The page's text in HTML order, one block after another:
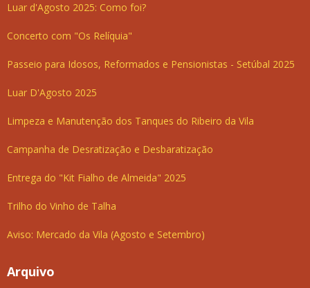
Luar d'Agosto 2025: Como foi?
Concerto com "Os Relíquia"
Passeio para Idosos, Reformados e Pensionistas - Setúbal 2025
Luar D'Agosto 2025
Limpeza e Manutenção dos Tanques do Ribeiro da Vila
Campanha de Desratização e Desbaratização
Entrega do "Kit Fialho de Almeida" 2025
Trilho do Vinho de Talha
Aviso: Mercado da Vila (Agosto e Setembro)
Arquivo